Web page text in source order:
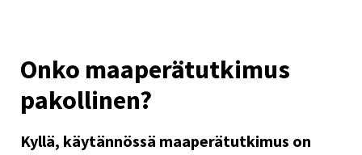
Onko maaperätutkimus
pakollinen?
​​Kyllä, käytännössä maaperätutkimus on